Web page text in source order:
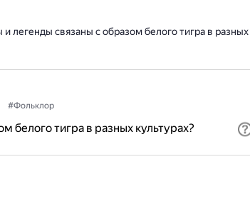
легенды связаны с образом белого тигра в разных
#Фольклор
белого тигра в разных культурах?